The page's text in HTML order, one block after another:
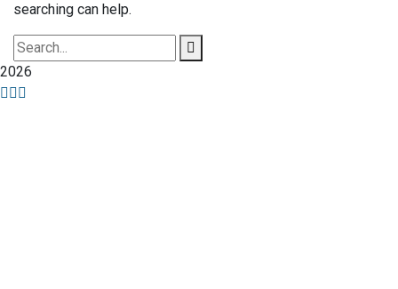
searching can help.
2026